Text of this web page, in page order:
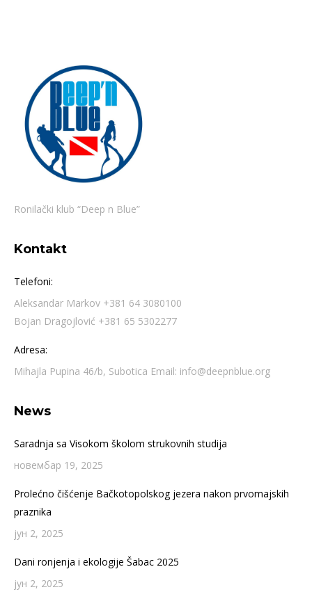
Ronilački klub “Deep n Blue”
Kontakt
Telefoni:
Aleksandar Markov +381 64 3080100
Bojan Dragojlović +381 65 5302277
Adresa:
Mihajla Pupina 46/b, Subotica Email: info@deepnblue.org
News
Saradnja sa Visokom školom strukovnih studija
новембар 19, 2025
Prolećno čišćenje Bačkotopolskog jezera nakon prvomajskih
praznika
јун 2, 2025
Dani ronjenja i ekologije Šabac 2025
јун 2, 2025